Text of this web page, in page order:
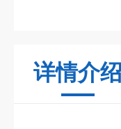
详情介绍